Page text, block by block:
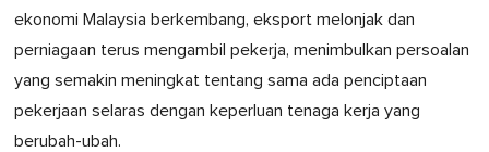
ekonomi Malaysia berkembang, eksport melonjak dan
perniagaan terus mengambil pekerja, menimbulkan persoalan
yang semakin meningkat tentang sama ada penciptaan
pekerjaan selaras dengan keperluan tenaga kerja yang
berubah-ubah.